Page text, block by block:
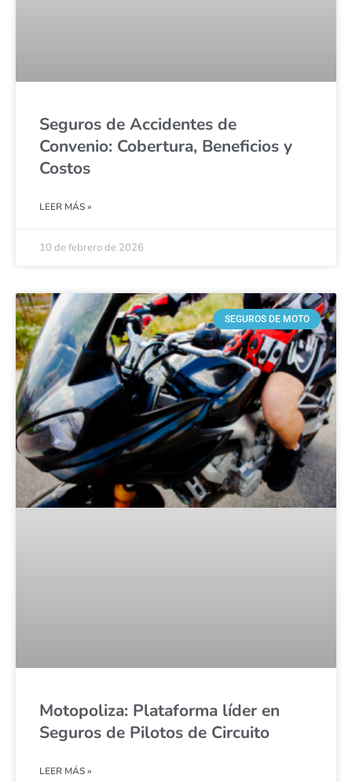
Seguros de Accidentes de
Convenio: Cobertura, Beneficios y
Costos
LEER MÁS »
10 de febrero de 2026
SEGUROS DE MOTO
Motopoliza: Plataforma líder en
Seguros de Pilotos de Circuito
LEER MÁS »